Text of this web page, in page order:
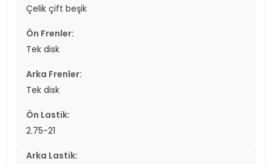
Çelik çift beşik
Ön Frenler:
Tek disk
Arka Frenler:
Tek disk
Ön Lastik:
2.75-21
Arka Lastik: